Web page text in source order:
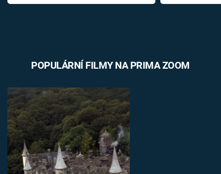
POPULÁRNÍ FILMY NA PRIMA ZOOM